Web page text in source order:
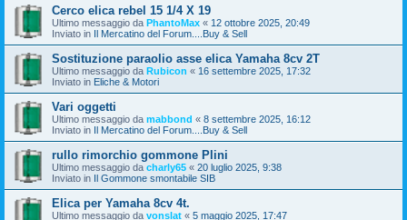
Cerco elica rebel 15 1/4 X 19
Ultimo messaggio da PhantoMax « 12 ottobre 2025, 20:49
Inviato in Il Mercatino del Forum....Buy & Sell
Sostituzione paraolio asse elica Yamaha 8cv 2T
Ultimo messaggio da Rubicon « 16 settembre 2025, 17:32
Inviato in Eliche & Motori
Vari oggetti
Ultimo messaggio da mabbond « 8 settembre 2025, 16:12
Inviato in Il Mercatino del Forum....Buy & Sell
rullo rimorchio gommone Plini
Ultimo messaggio da charly65 « 20 luglio 2025, 9:38
Inviato in Il Gommone smontabile SIB
Elica per Yamaha 8cv 4t.
Ultimo messaggio da vonslat « 5 maggio 2025, 17:47